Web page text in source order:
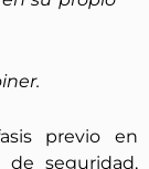
previo en
de seguridad,